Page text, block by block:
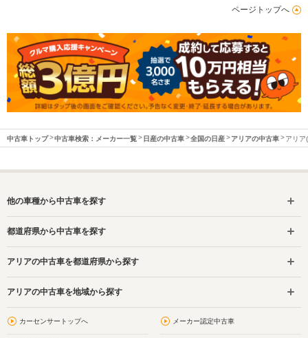
ページトップへ
中古車トップ 中古車検索：メーカー一覧 日産の中古車 全国の日産 アリアの中古車 アリア
他の車種から中古車を探す
都道府県から中古車を探す
アリアの中古車を都道府県から探す
アリアの中古車を地域から探す
カーセンサートップへ メーカー認定中古車